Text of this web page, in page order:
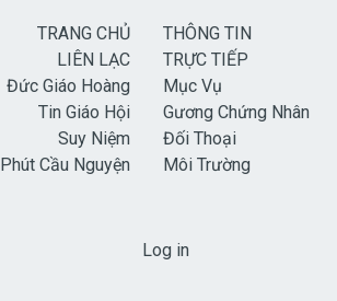
TRANG CHỦ
LIÊN LẠC
Đức Giáo Hoàng
Tin Giáo Hội
Suy Niệm
Phút Cầu Nguyện
THÔNG TIN
TRỰC TIẾP
Mục Vụ
Gương Chứng Nhân
Đối Thoại
Môi Trường
Log in